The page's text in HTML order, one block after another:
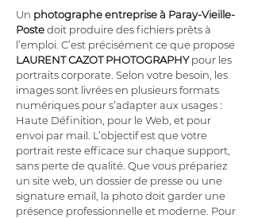
Un photographe entrepriseà Paray-Vieille-
Poste doit produire des fichiers prêts à
l’emploi. C’est précisément ce que propose
LAURENT CAZOT PHOTOGRAPHY pour les
portraits corporate. Selon votre besoin, les
images sont livrées en plusieurs formats
numériques pour s’adapter aux usages :
Haute Définition, pour le Web, et pour
envoi par mail. L’objectif est que votre
portrait reste efficace sur chaque support,
sans perte de qualité. Que vous prépariez
un site web, un dossier de presse ou une
signature email, la photo doit garder une
présence professionnelle et moderne. Pour